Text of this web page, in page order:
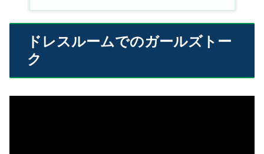
ドレスルームでのガールズトー
ク